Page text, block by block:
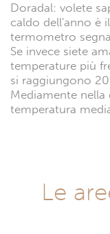
Doradal: volete
caldo dell'anno è
termometro
Se invece siete
temperature più
si raggiungono
Mediamente
temperatura
Le